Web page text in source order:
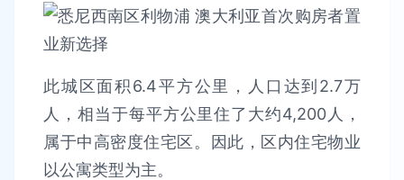
此城区面积6.4平方公里，人口达到2.7万
人，相当于每平方公里住了大约4,200人，
属于中高密度住宅区。因此，区内住宅物业
以公寓类型为主。